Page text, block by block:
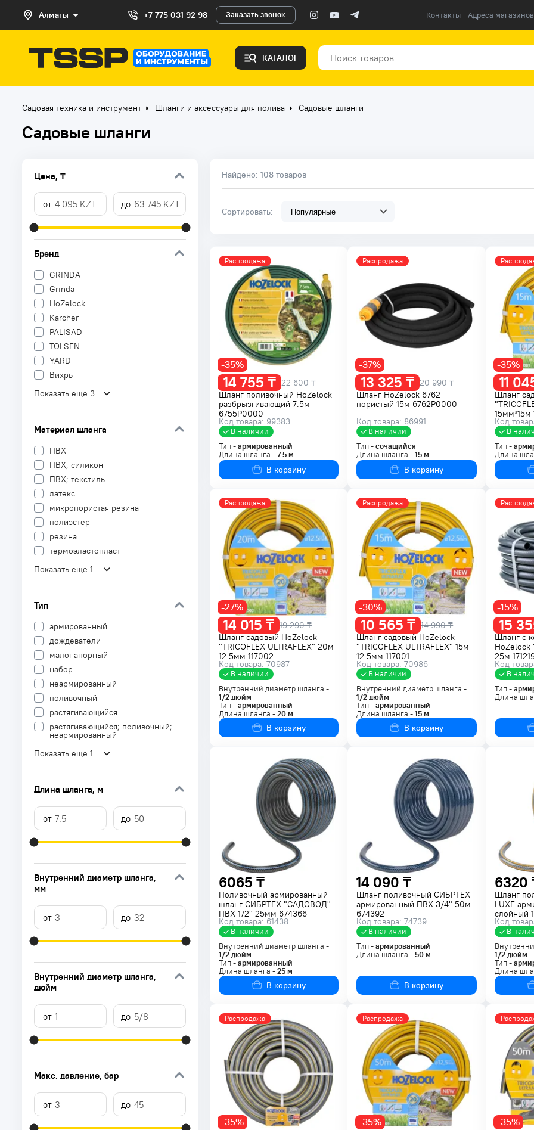
Алматы +7 775 031 92 98 Заказать звонок Контакты Адреса магазинов
КАТАЛОГ
Садовая техника и инструмент Шланги и аксессуары для полива Садовые шланги
Садовые шланги
Цена, ₸
Бренд
GRINDA
Grinda
HoZelock
Karcher
PALISAD
TOLSEN
YARD
Вихрь
Показать еще 3
Материал шланга
ПВХ
ПВХ; силикон
ПВХ; текстиль
латекс
микропористая резина
полиэстер
резина
термоэластопласт
Показать еще 1
Тип
армированный
дождеватели
малонапорный
набор
неармированный
поливочный
растягивающийся
растягивающийся; поливочный;
неармированный
Показать еще 1
Длина шланга, м
Внутренний диаметр шланга,
мм
Внутренний диаметр шланга,
дюйм
Макс. давление, бар
Найдено: 108 товаров
Сортировать:
Распродажа
14 755 ₸ 22 600 ₸
-35%
Шланг поливочный HoZelock
разбрызгивающий 7.5м
6755P0000
Код товара: 99383
В наличии
Тип -армированный
Длина шланга -7.5м
В корзину
Распродажа
13 325 ₸ 20 990 ₸
-37%
Шланг HoZelock 6762
пористый 15м 6762P0000
Код товара: 86991
В наличии
Тип -сочащийся
Длина шланга -15м
В корзину
11
-35%
Шланг
15мм*15м
Код
В
Тип -
Длина
Распродажа
14 015 ₸ 19 290 ₸
-27%
Шланг садовый HoZelock
"TRICOFLEX ULTRAFLEX" 20м
12.5мм 117002
Код товара: 70987
В наличии
Внутренний диаметр шланга -
1/2дюйм
Тип -армированный
Длина шланга -20м
В корзину
Распродажа
10 565 ₸ 14 990 ₸
-30%
Шланг садовый HoZelock
"TRICOFLEX ULTRAFLEX" 15м
12.5мм 117001
Код товара: 70986
В наличии
Внутренний диаметр шланга -
1/2дюйм
Тип -армированный
Длина шланга -15м
В корзину
15
-15%
Шланг с
HoZelock
25м
Код
В
Тип -
Длина
6065 ₸
Поливочный армированный
шланг СИБРТЕХ "САДОВОД"
ПВХ 1/2" 25мм 674366
Код товара: 61438
В наличии
Внутренний диаметр шланга -
1/2дюйм
Тип -армированный
Длина шланга -25м
В корзину
14 090 ₸
Шланг поливочный СИБРТЕХ
армированный ПВХ 3/4" 50м
674392
Код товара: 74739
В наличии
Тип -армированный
Длина шланга -50м
В корзину
6320
Шланг
LUXE
слойный
Код
В
1/2дюйм
Тип -
Длина
Распродажа
-35%
Распродажа
-35% -35%